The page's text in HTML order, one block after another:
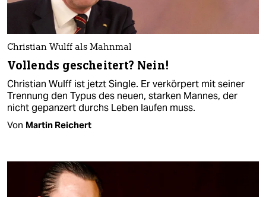
Christian Wulff als Mahnmal
Vollends gescheitert? Nein!
Christian Wulff ist jetzt Single. Er verkörpert mit seiner
Trennung den Typus des neuen, starken Mannes, der
nicht gepanzert durchs Leben laufen muss.
Von Martin Reichert